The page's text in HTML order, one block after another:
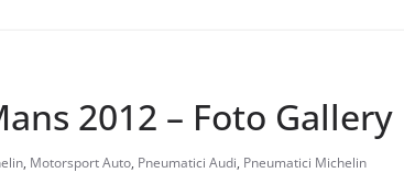
2012 – Foto Gallery
, Motorsport Auto, Pneumatici Audi, Pneumatici Michelin